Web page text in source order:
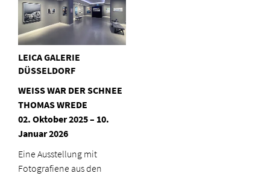
LEICA GALERIE
DÜSSELDORF
WEISS WAR DER SCHNEE
THOMAS WREDE
02. Oktober 2025 – 10.
Januar 2026
Eine Ausstellung mit
Fotografiene aus den